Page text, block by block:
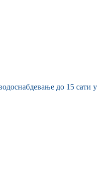
до 15 сати у